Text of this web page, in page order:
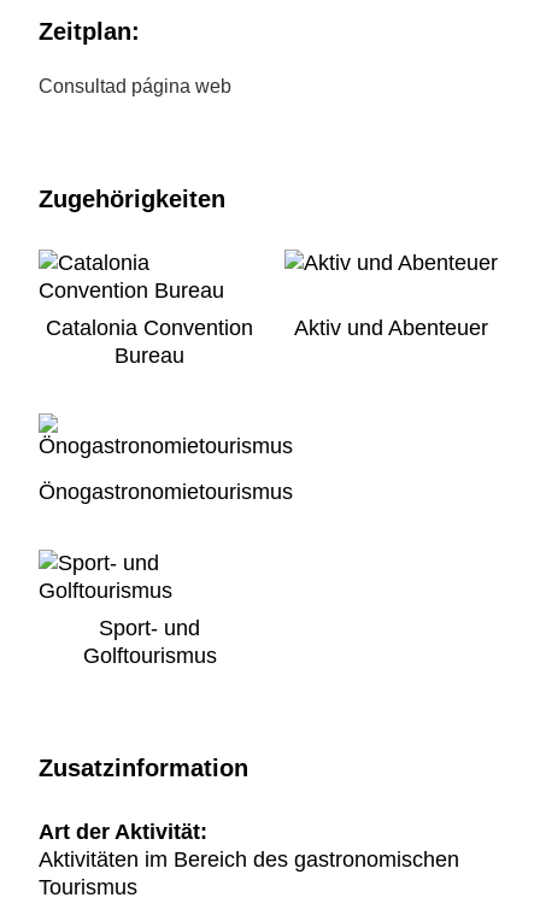
Zeitplan:
Consultad página web
Zugehörigkeiten
Catalonia Convention
Bureau
Aktiv und Abenteuer
Önogastronomietourismus
Sport- und
Golftourismus
Zusatzinformation
Art der Aktivität:
Aktivitäten im Bereich des gastronomischen
Tourismus